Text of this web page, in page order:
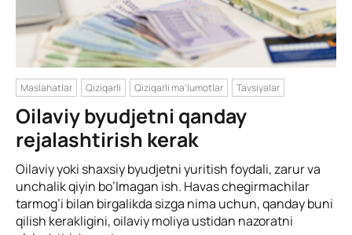
Maslahatlar Qiziqarli Qiziqarli ma'lumotlar Tavsiyalar
Oilaviy byudjetni qanday
rejalashtirish kerak
Oilaviy yoki shaxsiy byudjetni yuritish foydali, zarur va
unchalik qiyin bo’lmagan ish. Havas chegirmachilar
tarmog’i bilan birgalikda sizga nima uchun, qanday buni
qilish kerakligini, oilaviy moliya ustidan nazoratni